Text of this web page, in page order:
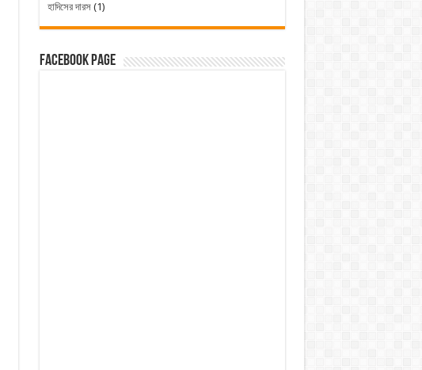
হাদিসের দারস(1)
Facebook Page